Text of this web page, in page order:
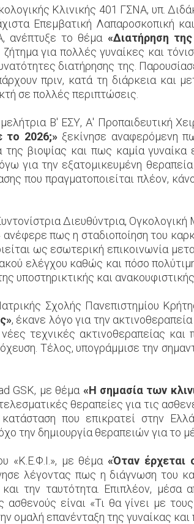
Κλινικής 401 ΓΣΝΑ, υπ.
Επεμβατική Λαπαροσκοπική
το θέμα «Διατήρηση
για πολλές γυναίκες και
διατήρησης της.
πριν, κατά τη διάρκεια και
σε πολλές περιπτώσεις.
Β' ΕΣΥ, Α' Προπαιδευτική
το 2026;»ξεκίνησε αναφερόμενη
της βιοψίας και πως καμία
για την εξατομικευμένη
που πραγματοποιείται πλέον,
Διευθύντρια,
ανέφερε πως η σταδιοποίηση του
ως εσωτερική επικοινωνία
ελέγχου καθώς και πόσο
υποστηρικτικής και
Σχολής Πανεπιστημίου
, έκανε λόγο για την
τεχνικές ακτινοθεραπείας
Τέλος, υπογράμμισε την
GSK, με θέμα «Η σημασία των
θεραπείες για τις
που επικρατεί στην
την δημιουργία θεραπειών για το
«Κ.Ε.Φ.Ι.», με θέμα«Όταν έρχεται
λέγοντας πως η διάγνωση του
την ταυτότητα. Επιπλέον,
είναι «Τι θα γίνει με
ομαλή επανένταξη της γυναίκας